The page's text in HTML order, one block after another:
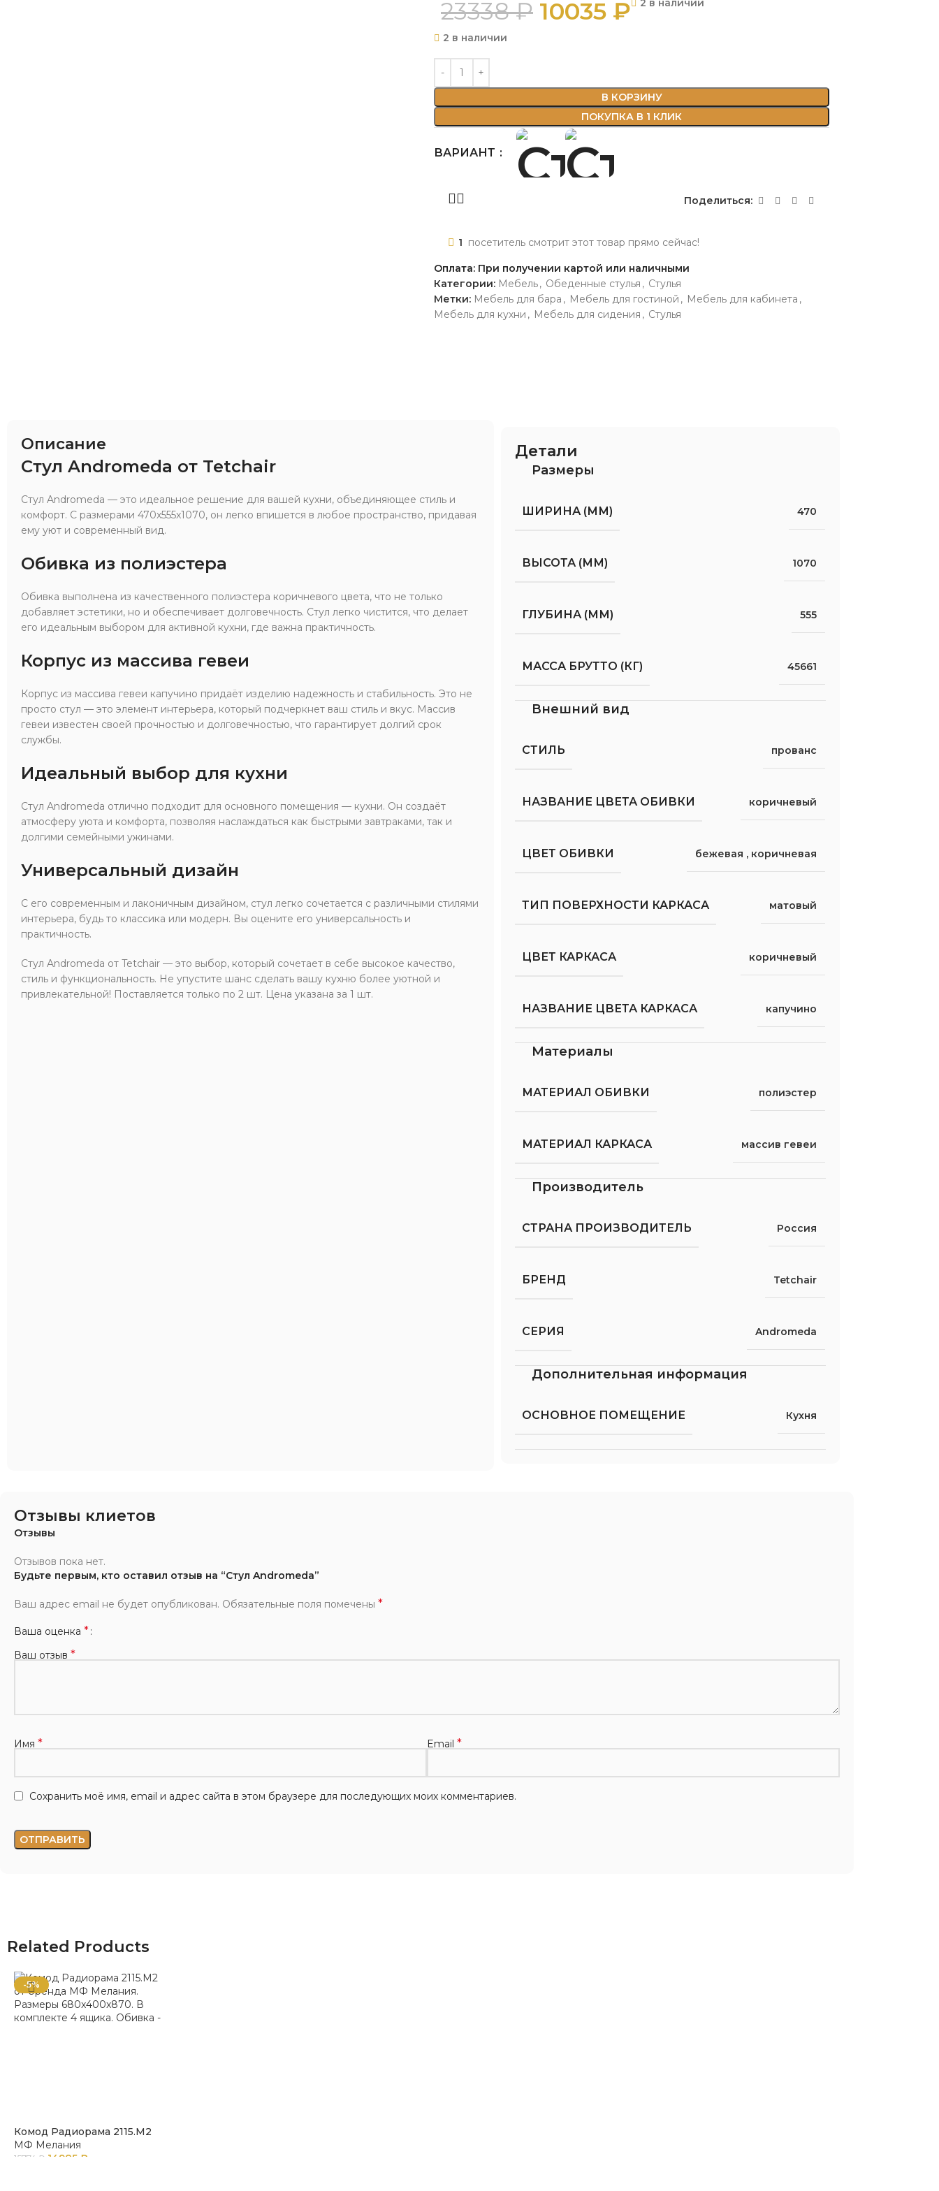
23338₽ 10035 ₽
2 в наличии
В КОРЗИНУ
ПОКУПКА В 1 КЛИК
ВАРИАНТ
Поделиться:
1 посетитель смотрит этот товар прямо сейчас!
Оплата: При получении картой или наличными
Категории: Мебель, Обеденные стулья , Стулья
Метки: Мебель для бара , Мебель для гостиной , Мебель для кабинета ,
Мебель для кухни , Мебель для сидения , Стулья
Описание
Стул Andromeda от Tetchair
Стул Andromeda — это идеальное решение для вашей кухни, объединяющее стиль и
комфорт. С размерами 470x555x1070, он легко впишется в любое пространство, придавая
ему уют и современный вид.
Обивка из полиэстера
Обивка выполнена из качественного полиэстера коричневого цвета, что не только
добавляет эстетики, но и обеспечивает долговечность. Стул легко чистится, что делает
его идеальным выбором для активной кухни, где важна практичность.
Корпус из массива гевеи
Корпус из массива гевеи капучино придаёт изделию надежность и стабильность. Это не
просто стул — это элемент интерьера, который подчеркнет ваш стиль и вкус. Массив
гевеи известен своей прочностью и долговечностью, что гарантирует долгий срок
службы.
Идеальный выбор для кухни
Стул Andromeda отлично подходит для основного помещения — кухни. Он создаёт
атмосферу уюта и комфорта, позволяя наслаждаться как быстрыми завтраками, так и
долгими семейными ужинами.
Универсальный дизайн
С его современным и лаконичным дизайном, стул легко сочетается с различными стилями
интерьера, будь то классика или модерн. Вы оцените его универсальность и
практичность.
Стул Andromeda от Tetchair — это выбор, который сочетает в себе высокое качество,
стиль и функциональность. Не упустите шанс сделать вашу кухню более уютной и
привлекательной! Поставляется только по 2 шт. Цена указана за 1 шт.
Детали
Размеры
ШИРИНА (ММ) 470
ВЫСОТА (ММ) 1070
ГЛУБИНА (ММ) 555
МАССА БРУТТО (КГ) 45661
Внешний вид
СТИЛЬ прованс
НАЗВАНИЕ ЦВЕТА ОБИВКИ коричневый
ЦВЕТ ОБИВКИ бежевая , коричневая
ТИП ПОВЕРХНОСТИ КАРКАСА матовый
ЦВЕТ КАРКАСА коричневый
НАЗВАНИЕ ЦВЕТА КАРКАСА капучино
Материалы
МАТЕРИАЛ ОБИВКИ полиэстер
МАТЕРИАЛ КАРКАСА массив гевеи
Производитель
СТРАНА ПРОИЗВОДИТЕЛЬ Россия
БРЕНД Tetchair
СЕРИЯ Andromeda
Дополнительная информация
ОСНОВНОЕ ПОМЕЩЕНИЕ Кухня
Отзывы клиетов
Отзывы
Отзывов пока нет.
Будьте первым, кто оставил отзыв на “Стул Andromeda”
Ваш адрес email не будет опубликован. Обязательные поля помечены *
Ваша оценка *
Ваш отзыв *
Имя * Email *
Сохранить моё имя, email и адрес сайта в этом браузере для последующих моих комментариев.
Related Products
-5%
Комод Радиорама 2115.М2
МФ Мелания
15774 ₽ 14985 ₽